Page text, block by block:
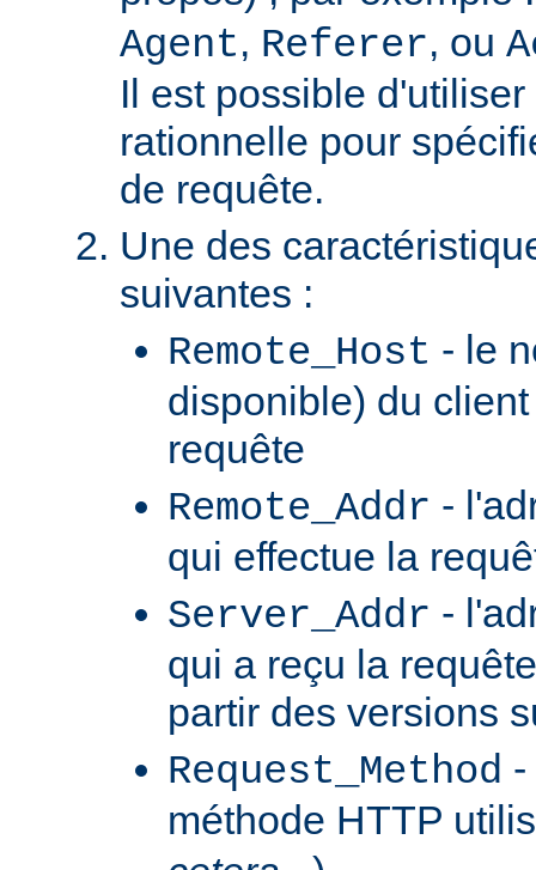
Agent, Referer, ou
Il est possible
rationnelle pour
de requête.
Une des
suivantes :
Remote_Host - le
disponible) du
requête
Remote_Addr -
qui effectue la
Server_Addr -
qui a reçu la
partir des versions
Request_Method
méthode HTTP